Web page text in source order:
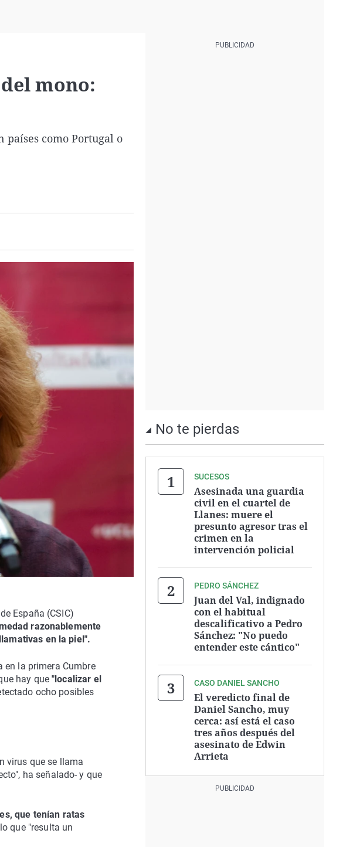
mono:
como Portugal o
España (CSIC)
razonablemente
en la piel".
en la primera Cumbre
hay que"localizar el
ocho posibles
virus que se llama
ha señalado- y que
que tenían ratas
que "resulta un
No te pierdas
SUCESOS
Asesinada una guardia
civil en el cuartel de
Llanes: muere el
presunto agresor tras el
crimen en la
intervención policial
PEDRO SÁNCHEZ
Juan del Val, indignado
con el habitual
descalificativo a Pedro
Sánchez: "No puedo
entender este cántico"
CASO DANIEL SANCHO
El veredicto final de
Daniel Sancho, muy
cerca: así está el caso
tres años después del
asesinato de Edwin
Arrieta